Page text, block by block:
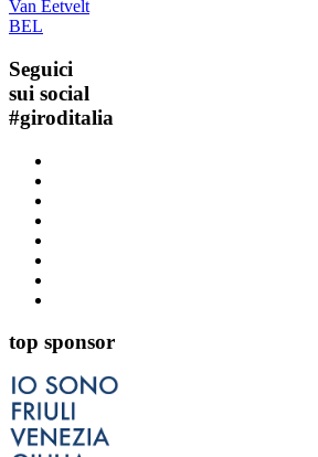
Van Eetvelt
BEL
Seguici
sui social
#giroditalia
top sponsor